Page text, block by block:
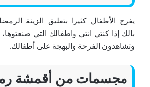
يفرح الأطفال كثيرا بتعليق الزينة
بالك إذا كنتي انتي واطفالك التي
وتشاهدون الفرحة والبهجة على أطفالك.
مجسمات من أقمشة